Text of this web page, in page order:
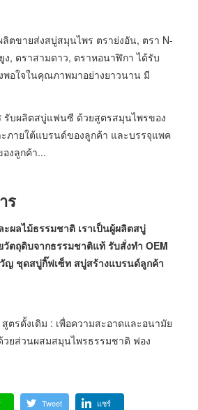
ลิตขายส่งสบู่สมุนไพร ตราย่งอัน, ตรา N-
ง, ตราสามดาว, ตราหอนาฬิกา ได้รับ
พอใจในคุณภาพมาอย่างยาวนาน มี
รับผลิตสบู่แฟนซี ด้วยสูตรสมุนไพรของ
ภายใต้แบรนด์ของลูกค้า และบรรจุแพค
งลูกค้า...
ร
ผลไม้ธรรมชาติ เราเป็นผู้ผลิตสบู่
ตถุดิบจากธรรมชาติแท้ รับสั่งทำ OEM
ชุดสบู่กิ๊ฟเซ็ท สบู่สร้างแบรนด์ลูกค้า
ตรดั้งเดิม : เพื่อความสะอาดและอนามัย
ยส่วนผสมสมุนไพรธรรมชาติ ฟอง
Tweet แชร์